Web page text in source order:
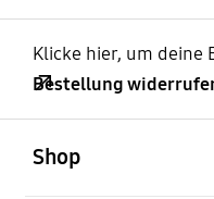
Klicke hier, um
Bestellung
Shop